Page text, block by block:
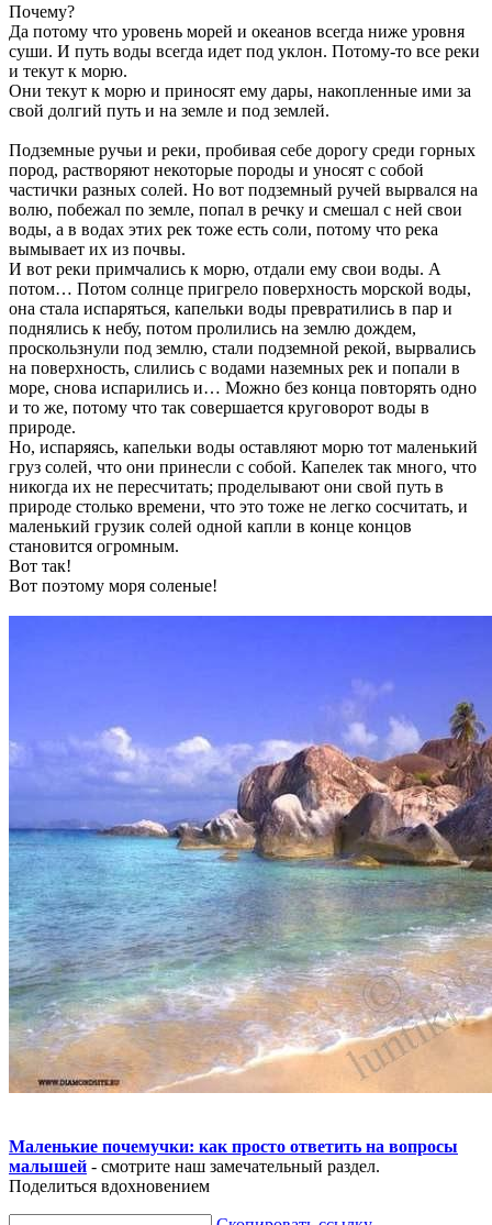
Почему?
Да потому что уровень морей и океанов всегда ниже уровня
суши. И путь воды всегда идет под уклон. Потому-то все реки
и текут к морю.
Они текут к морю и приносят ему дары, накопленные ими за
свой долгий путь и на земле и под землей.
Подземные ручьи и реки, пробивая себе дорогу среди горных
пород, растворяют некоторые породы и уносят с собой
частички разных солей. Но вот подземный ручей вырвался на
волю, побежал по земле, попал в речку и смешал с ней свои
воды, а в водах этих рек тоже есть соли, потому что река
вымывает их из почвы.
И вот реки примчались к морю, отдали ему свои воды. А
потом… Потом солнце пригрело поверхность морской воды,
она стала испаряться, капельки воды превратились в пар и
поднялись к небу, потом пролились на землю дождем,
проскользнули под землю, стали подземной рекой, вырвались
на поверхность, слились с водами наземных рек и попали в
море, снова испарились и… Можно без конца повторять одно
и то же, потому что так совершается круговорот воды в
природе.
Но, испаряясь, капельки воды оставляют морю тот маленький
груз солей, что они принесли с собой. Капелек так много, что
никогда их не пересчитать; проделывают они свой путь в
природе столько времени, что это тоже не легко сосчитать, и
маленький грузик солей одной капли в конце концов
становится огромным.
Вот так!
Вот поэтому моря соленые!
Маленькие почемучки: как просто ответить на вопросы
малышей - смотрите наш замечательный раздел.
Поделиться вдохновением